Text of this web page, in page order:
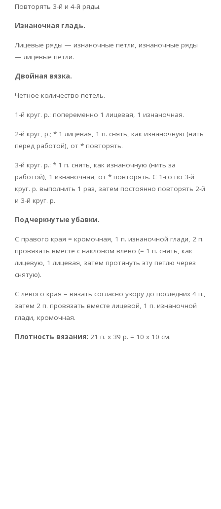
Повторять 3-й и 4-й ряды.
Изнаночная гладь.
Лицевые ряды — изнаночные петли, изнаночные ряды
— лицевые петли.
Двойная вязка.
Четное количество петель.
1-й круг. р.: попеременно 1 лицевая, 1 изнаночная.
2-й круг, р.; * 1 лицевая, 1 п. снять, как изнаночную (нить
перед работой), от * повторять.
3-й круг. р.: * 1 п. снять, как изнаночную (нить за
работой), 1 изнаночная, от * повторять. С 1-го по 3-й
круг. р. выполнить 1 раз, затем постоянно повторять 2-й
и 3-й круг. р.
Подчеркнутые убавки.
С правого края = кромочная, 1 п. изнаночной глади, 2 п.
провязать вместе с наклоном влево (= 1 п. снять, как
лицевую, 1 лицевая, затем протянуть эту петлю через
снятую).
С левого края = вязать согласно узору до последних 4 п.,
затем 2 п. провязать вместе лицевой, 1 п. изнаночной
глади, кромочная.
Плотность вязания: 21 п. х 39 р. = 10 х 10 см.